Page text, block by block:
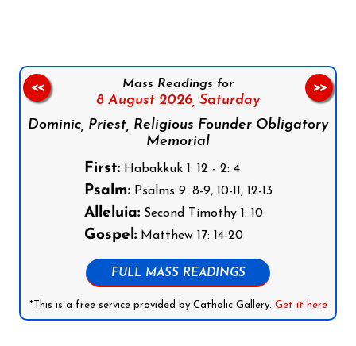
Mass Readings for
8 August 2026, Saturday
Dominic, Priest, Religious Founder Obligatory
Memorial
First:Habakkuk 1: 12 - 2: 4
Psalm:Psalms 9: 8-9, 10-11, 12-13
Alleluia:Second Timothy 1: 10
Gospel:Matthew 17: 14-20
FULL MASS READINGS
*This is a free service provided by Catholic Gallery. Get it here
<< >>